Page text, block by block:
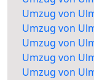
Umzug von
Umzug von
Umzug von
Umzug von
Umzug von